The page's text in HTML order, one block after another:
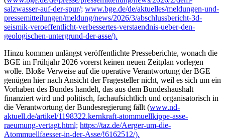
salzwasser-auf-der-spur/; www.bge.de/de/aktuelles/meldungen-und-
pressemitteilungen/meldung/news/2026/3/abschlussbericht-3d-
seismik-veroeffentlicht-verbessertes-verstaendnis-ueber-den-
geologischen-untergrund-der-asse/).
Hinzu kommen unlängst veröffentlichte Presseberichte, wonach die
BGE im Frühjahr 2026 vorerst keinen neuen Zeitplan vorlegen
wolle. Bloße Verweise auf die operative Verantwortung der BGE
genügen hier nach Ansicht der Fragesteller nicht, weil es sich um ein
Vorhaben des Bundes handelt, das aus dem Bundeshaushalt
finanziert wird und politisch, fachaufsichtlich und organisatorisch in
die Verantwortung der Bundesregierung fällt (www.nd-
aktuell.de/artikel/1198322.kernkraft-atommuellkippe-asse-
raeumung-vertagt.html; https://taz.de/Aerger-um-die-
Atommuellfaesser-in-der-Asse/!6162512/).